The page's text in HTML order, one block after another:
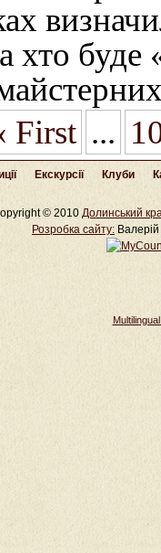
хто буде
First ...
Екскурсії Клуби
© 2010 Долинський
Розробка cайту: